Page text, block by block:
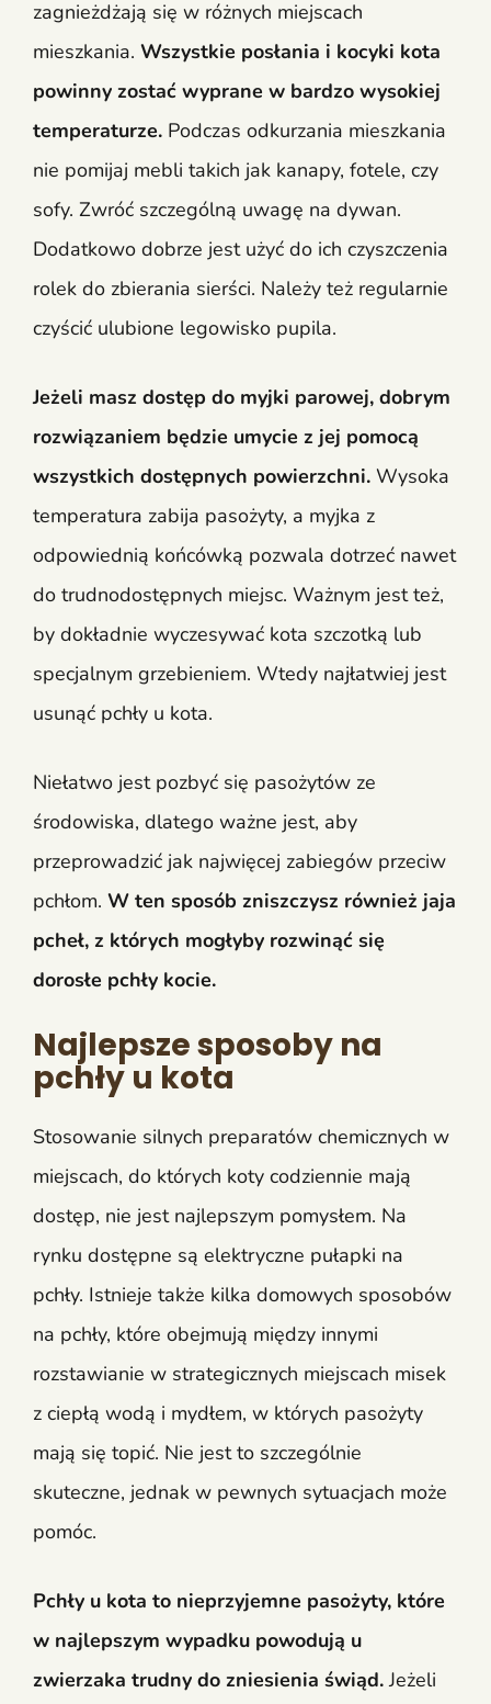
zagnieżdżają się w różnych miejscach
mieszkania. Wszystkie posłania i kocyki kota
powinny zostać wyprane w bardzo wysokiej
temperaturze. Podczas odkurzania mieszkania
nie pomijaj mebli takich jak kanapy, fotele, czy
sofy. Zwróć szczególną uwagę na dywan.
Dodatkowo dobrze jest użyć do ich czyszczenia
rolek do zbierania sierści. Należy też regularnie
czyścić ulubione legowisko pupila.
Jeżeli masz dostęp do myjki parowej, dobrym
rozwiązaniem będzie umycie z jej pomocą
wszystkich dostępnych powierzchni. Wysoka
temperatura zabija pasożyty, a myjka z
odpowiednią końcówką pozwala dotrzeć nawet
do trudnodostępnych miejsc. Ważnym jest też,
by dokładnie wyczesywać kota szczotką lub
specjalnym grzebieniem. Wtedy najłatwiej jest
usunąć pchły u kota.
Niełatwo jest pozbyć się pasożytów ze
środowiska, dlatego ważne jest, aby
przeprowadzić jak najwięcej zabiegów przeciw
pchłom. W ten sposób zniszczysz również jaja
pcheł, z których mogłyby rozwinąć się
dorosłe pchły kocie.
Najlepsze sposoby na
pchły u kota
Stosowanie silnych preparatów chemicznych w
miejscach, do których koty codziennie mają
dostęp, nie jest najlepszym pomysłem. Na
rynku dostępne są elektryczne pułapki na
pchły. Istnieje także kilka domowych sposobów
na pchły, które obejmują między innymi
rozstawianie w strategicznych miejscach misek
z ciepłą wodą i mydłem, w których pasożyty
mają się topić. Nie jest to szczególnie
skuteczne, jednak w pewnych sytuacjach może
pomóc.
Pchły u kota to nieprzyjemne pasożyty, które
w najlepszym wypadku powodują u
zwierzaka trudny do zniesienia świąd.Jeżeli